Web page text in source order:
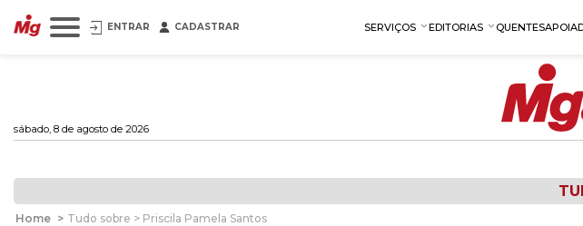
ENTRAR CADASTRAR SERVIÇOS EDITORIAS QUENTES
sábado, 8 de agosto de 2026
Home > Tudo sobre > Priscila Pamela Santos